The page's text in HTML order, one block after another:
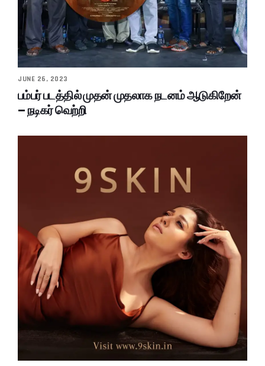
JUNE 26, 2023
பம்பர் படத்தில் முதன் முதலாக நடனம் ஆடுகிறேன்
– நடிகர் வெற்றி